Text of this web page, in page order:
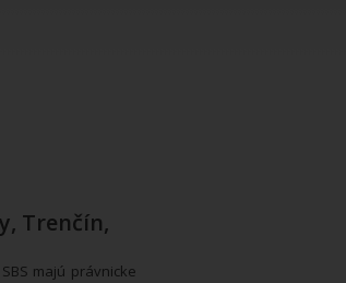
Trenčín,
majú právnicke